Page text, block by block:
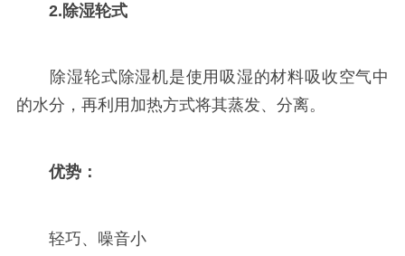
2.除湿轮式
除湿轮式除湿机是使用吸湿的材料吸收空气中
的水分，再利用加热方式将其蒸发、分离。
优势：
轻巧、噪音小